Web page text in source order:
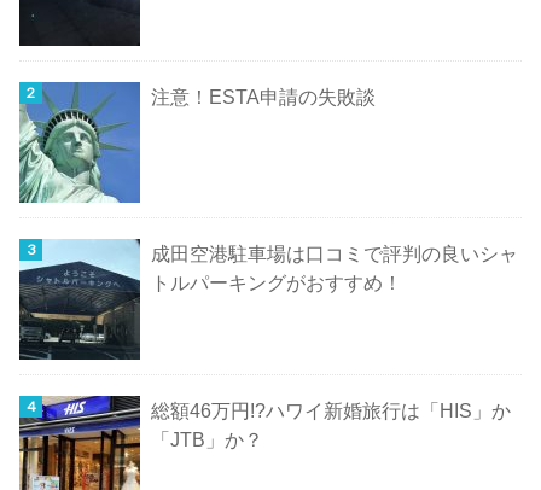
注意！ESTA申請の失敗談
成田空港駐車場は口コミで評判の良いシャ
トルパーキングがおすすめ！
総額46万円!?ハワイ新婚旅行は「HIS」か
「JTB」か？